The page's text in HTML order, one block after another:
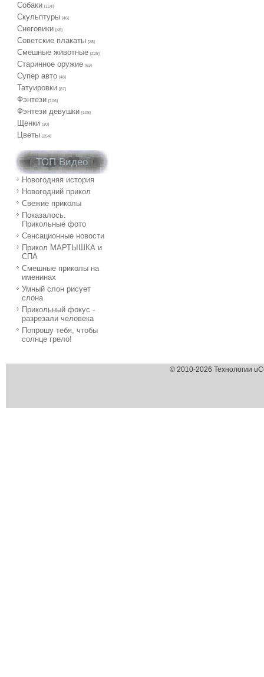
Собаки [114]
Скульптуры [46]
Снеговики [46]
Советские плакаты [28]
Смешные животные [225]
Старинное оружие [63]
Супер авто [48]
Татуировки [87]
Фэнтези [106]
Фэнтези девушки [105]
Щенки [30]
Цветы [254]
ТОП Видео
Новогодняя история
Новогодний прикол
Свежие приколы
Показалось.
Прикольные фото
Сенсационные новости
Прикол МАРТЫШКА и
СПА
Смешные приколы на
именинах
Умный слон рисует
слона
Прикольный фокус -
разрезали человека
Попрошу тебя, чтобы
солнце грело!
© 2010-2026 Технологии